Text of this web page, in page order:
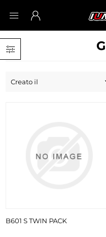
B601 S TWIN PACK